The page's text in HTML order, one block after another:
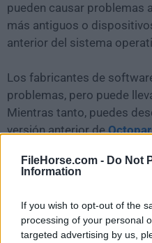
FileHorse.com - Do Not
Information
If you wish to opt-out of the
processing of your personal
targeted advertising by us,
pueden causar problemas
más antiguos o
anterior del sistema
Los fabricantes de
problemas, pero puede
Mientras tanto, puedes
versión anterior de
Para aquellos interesados
simplemente haz
clic aquí
Todas las versiones